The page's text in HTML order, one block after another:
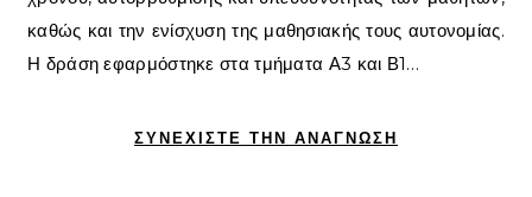
καθώς και την ενίσχυση της μαθησιακής τους αυτονομίας.
Η δράση εφαρμόστηκε στα τμήματα Α3 και Β1…
ΣΥΝΕΧΊΣΤΕ ΤΗΝ ΑΝΆΓΝΩΣΗ